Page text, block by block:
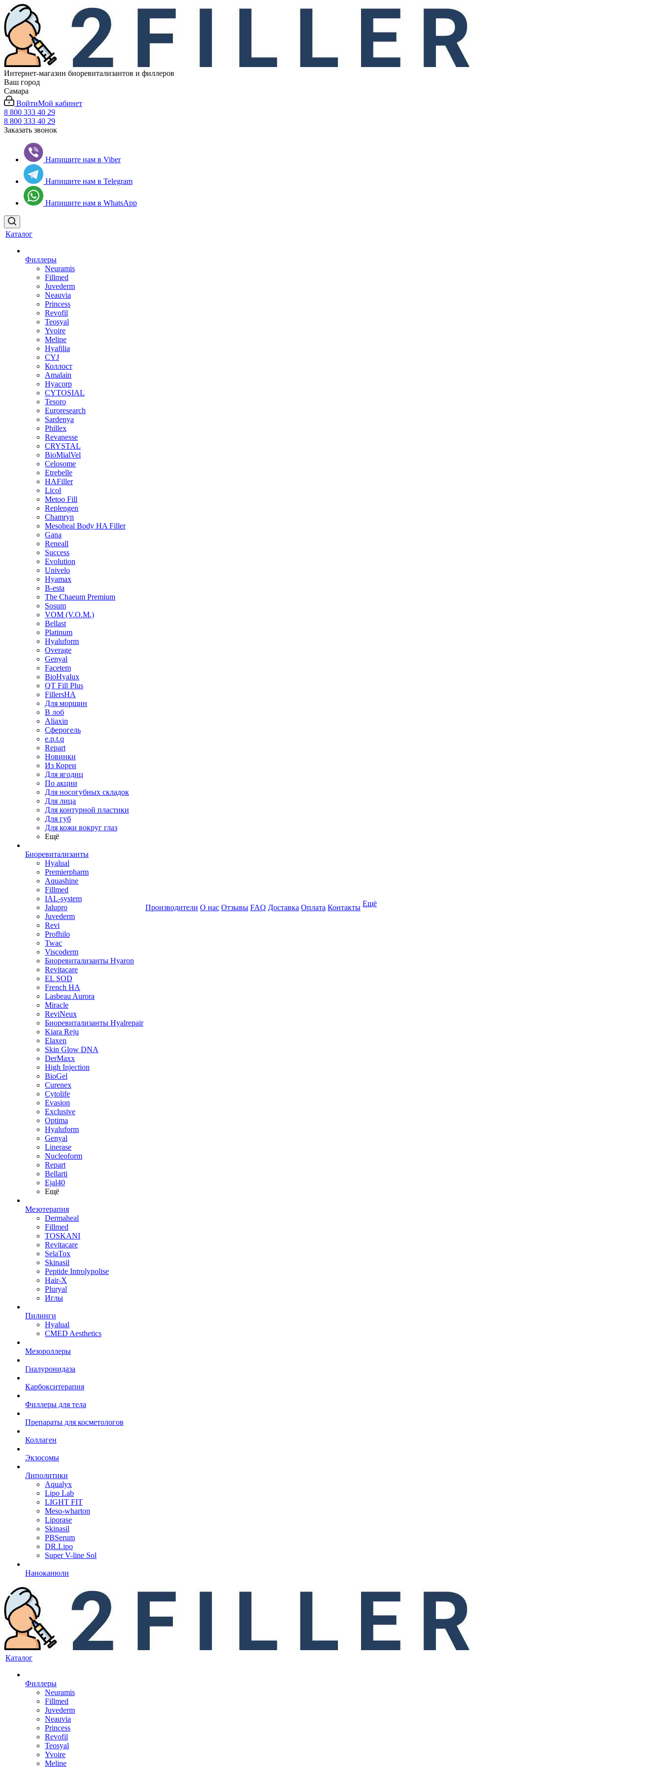
Интернет-магазин биоревитализантов и филлеров
Ваш город
Самара
ВойтиМой кабинет
8 800 333 40 29
8 800 333 40 29
Заказать звонок
Напишите нам в Viber
Напишите нам в Telegram
Напишите нам в WhatsApp
Каталог
Филлеры
Neuramis
Fillmed
Juvederm
Neauvia
Princess
Revofil
Teosyal
Yvoire
Meline
Hyafilia
CYJ
Коллост
Amalain
Hyacorp
CYTOSIAL
Tesoro
Euroresearch
Sardenya
Phillex
Revanesse
CRYSTAL
BioMialVel
Celosome
Etrebelle
HAFiller
Licol
Metoo Fill
Replengen
Chamryn
Mesoheal Body HA Filler
Gana
Reneall
Success
Evolution
Univelo
Hyamax
B-esta
The Chaeum Premium
Sosum
VOM (V.O.M.)
Bellast
Platinum
Hyaluform
Overage
Genyal
Facetem
BioHyalux
QT Fill Plus
FillersHA
Для морщин
В лоб
Aliaxin
Сферогель
e.p.t.q
Repart
Новинки
Из Кореи
Для ягодиц
По акции
Для носогубных складок
Для лица
Для контурной пластики
Для губ
Для кожи вокруг глаз
Ещё
Биоревитализанты
Hyalual
Premierpharm
Aquashine
Fillmed
IAL-system
Jalupro
Juvederm
Revi
Profhilo
Twac
Viscoderm
Биоревитализанты Hyaron
Revitacare
EL SOD
French HA
Lasbeau Aurora
Miracle
ReviNeux
Биоревитализанты Hyalrepair
Kiara Reju
Elaxen
Skin Glow DNA
DerMaxx
High Injection
BioGel
Curenex
Cytolife
Evasion
Exclusive
Optima
Hyaluform
Genyal
Linerase
Nucleoform
Repart
Bellarti
Ejal40
Ещё
Мезотерапия
Dermaheal
Fillmed
TOSKANI
Revitacare
SelaTox
Skinasil
Peptide Introlypolise
Hair-X
Pluryal
Иглы
Пилинги
Hyalual
CMED Aesthetics
Мезороллеры
Гиалуронидаза
Карбокситерапия
Филлеры для тела
Препараты для косметологов
Коллаген
Экзосомы
Липолитики
Aqualyx
Lipo Lab
LIGHT FIT
Meso-wharton
Liporase
Skinasil
PBSerum
DR.Lipo
Super V-line Sol
Наноканюли
Производители О нас Отзывы FAQ Доставка Оплата Контакты Ещё
Каталог
Филлеры
Neuramis
Fillmed
Juvederm
Neauvia
Princess
Revofil
Teosyal
Yvoire
Meline